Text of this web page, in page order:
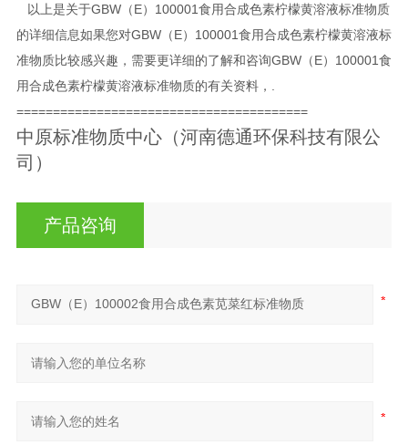
以上是关于GBW（E）100001食用合成色素柠檬黄溶液标准物质
的详细信息如果您对GBW（E）100001食用合成色素柠檬黄溶液标
准物质比较感兴趣，需要更详细的了解和咨询GBW（E）100001食
用合成色素柠檬黄溶液标准物质的有关资料，.
========================================
中原标准物质中心（河南德通环保科技有限公
司）
产品咨询